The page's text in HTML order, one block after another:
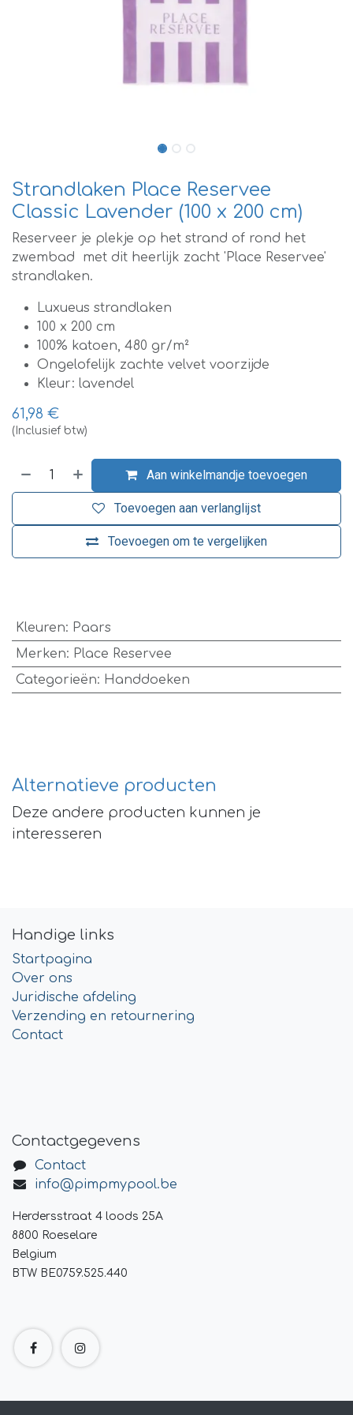
Strandlaken Place Reservee
Classic Lavender (100 x 200 cm)
Reserveer je plekje op het strand of rond het
zwembad met dit heerlijk zacht 'Place Reservee'
strandlaken.
Luxueus strandlaken
100 x 200 cm
100% katoen, 480 gr/m²
Ongelofelijk zachte velvet voorzijde
Kleur: lavendel
61,98 €
(Inclusief btw)
Aan winkelmandje toevoegen
Toevoegen om te vergelijken
Toevoegen aan verlanglijst
Kleuren: Paars
Merken: Place Reservee
Categorieën: Handdoeken
Alternatieve producten
Deze andere producten kunnen je
interesseren
Handige links
Startpagina
Over ons
Juridische afdeling
Verzending en retournering
Contact
Contactgegevens
Contact
info@pimpmypool.be
Herdersstraat 4 loods 25A
8800 Roeselare
Belgium
BTW BE0759.525.440